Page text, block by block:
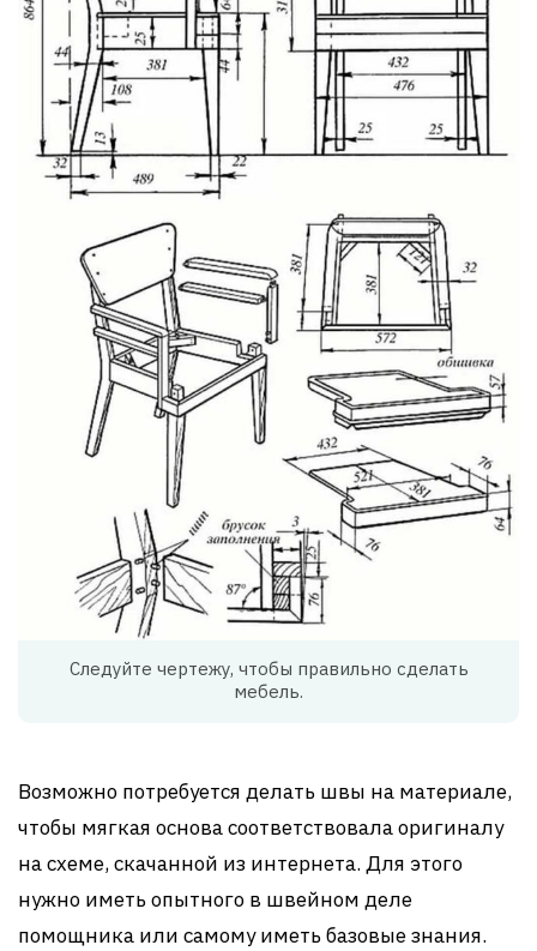
Следуйте чертежу, чтобы правильно сделать
мебель.
Возможно потребуется делать швы на материале,
чтобы мягкая основа соответствовала оригиналу
на схеме, скачанной из интернета. Для этого
нужно иметь опытного в швейном деле
помощника или самому иметь базовые знания.